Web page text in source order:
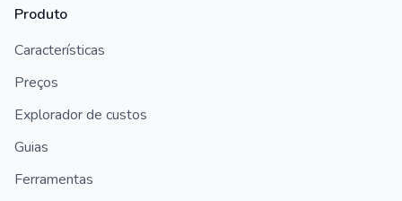
Produto
Características
Preços
Explorador de custos
Guias
Ferramentas